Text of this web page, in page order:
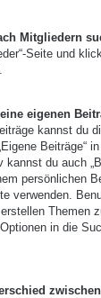
Mitgliedern
Seite und
eigenen
kannst du
Beiträge“
kannst du auch
persönlichen
verwenden.
Themen
in die